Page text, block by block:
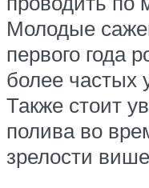
Молодые
первого года
более частых
Также стоит
полива во
зрелости